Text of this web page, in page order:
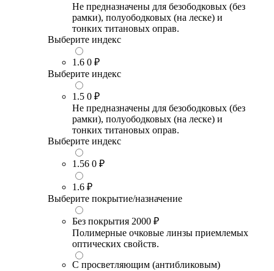
Не предназначены для безободковых (без
рамки), полуободковых (на леске) и
тонких титановых оправ.
Выберите индекс
1.6 0 ₽
Выберите индекс
1.5 0 ₽
Не предназначены для безободковых (без
рамки), полуободковых (на леске) и
тонких титановых оправ.
Выберите индекс
1.56 0 ₽
1.6 ₽
Выберите покрытие/назначение
Без покрытия 2000 ₽
Полимерные очковые линзы приемлемых
оптических свойств.
С просветляющим (антибликовым)